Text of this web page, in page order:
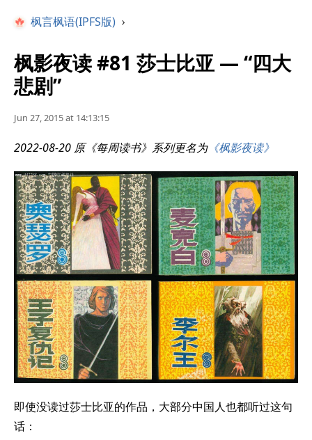
枫言枫语(IPFS版) ›
枫影夜读 #81 莎士比亚 — “四大
悲剧”
Jun 27, 2015 at 14:13:15
2022-08-20 原《每周读书》系列更名为《枫影夜读》
即使没读过莎士比亚的作品，大部分中国人也都听过这句
话：